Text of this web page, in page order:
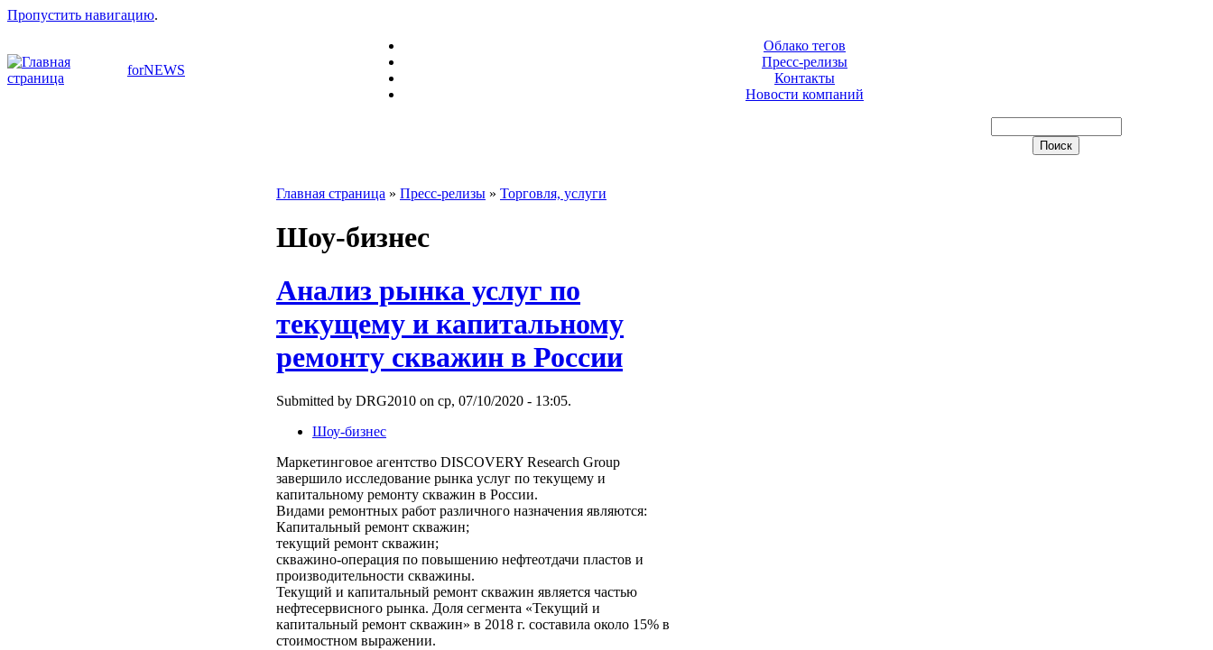
Пропустить навигацию.
forNEWS
Облако тегов
Пресс-релизы
Контакты
Новости компаний
Главная страница » Пресс-релизы » Торговля, услуги
Шоу-бизнес
Анализ рынка услуг по
текущему и капитальному
ремонту скважин в России
Submitted by DRG2010 on ср, 07/10/2020 - 13:05.
Шоу-бизнес
Маркетинговое агентство DISCOVERY Research Group
завершило исследование рынка услуг по текущему и
капитальному ремонту скважин в России.
Видами ремонтных работ различного назначения являются:
Капитальный ремонт скважин;
текущий ремонт скважин;
скважино-операция по повышению нефтеотдачи пластов и
производительности скважины.
Текущий и капитальный ремонт скважин является частью
нефтесервисного рынка. Доля сегмента «Текущий и
капитальный ремонт скважин» в 2018 г. составила около 15% в
стоимостном выражении.